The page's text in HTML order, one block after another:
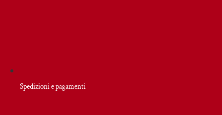
Spedizioni e pagamenti